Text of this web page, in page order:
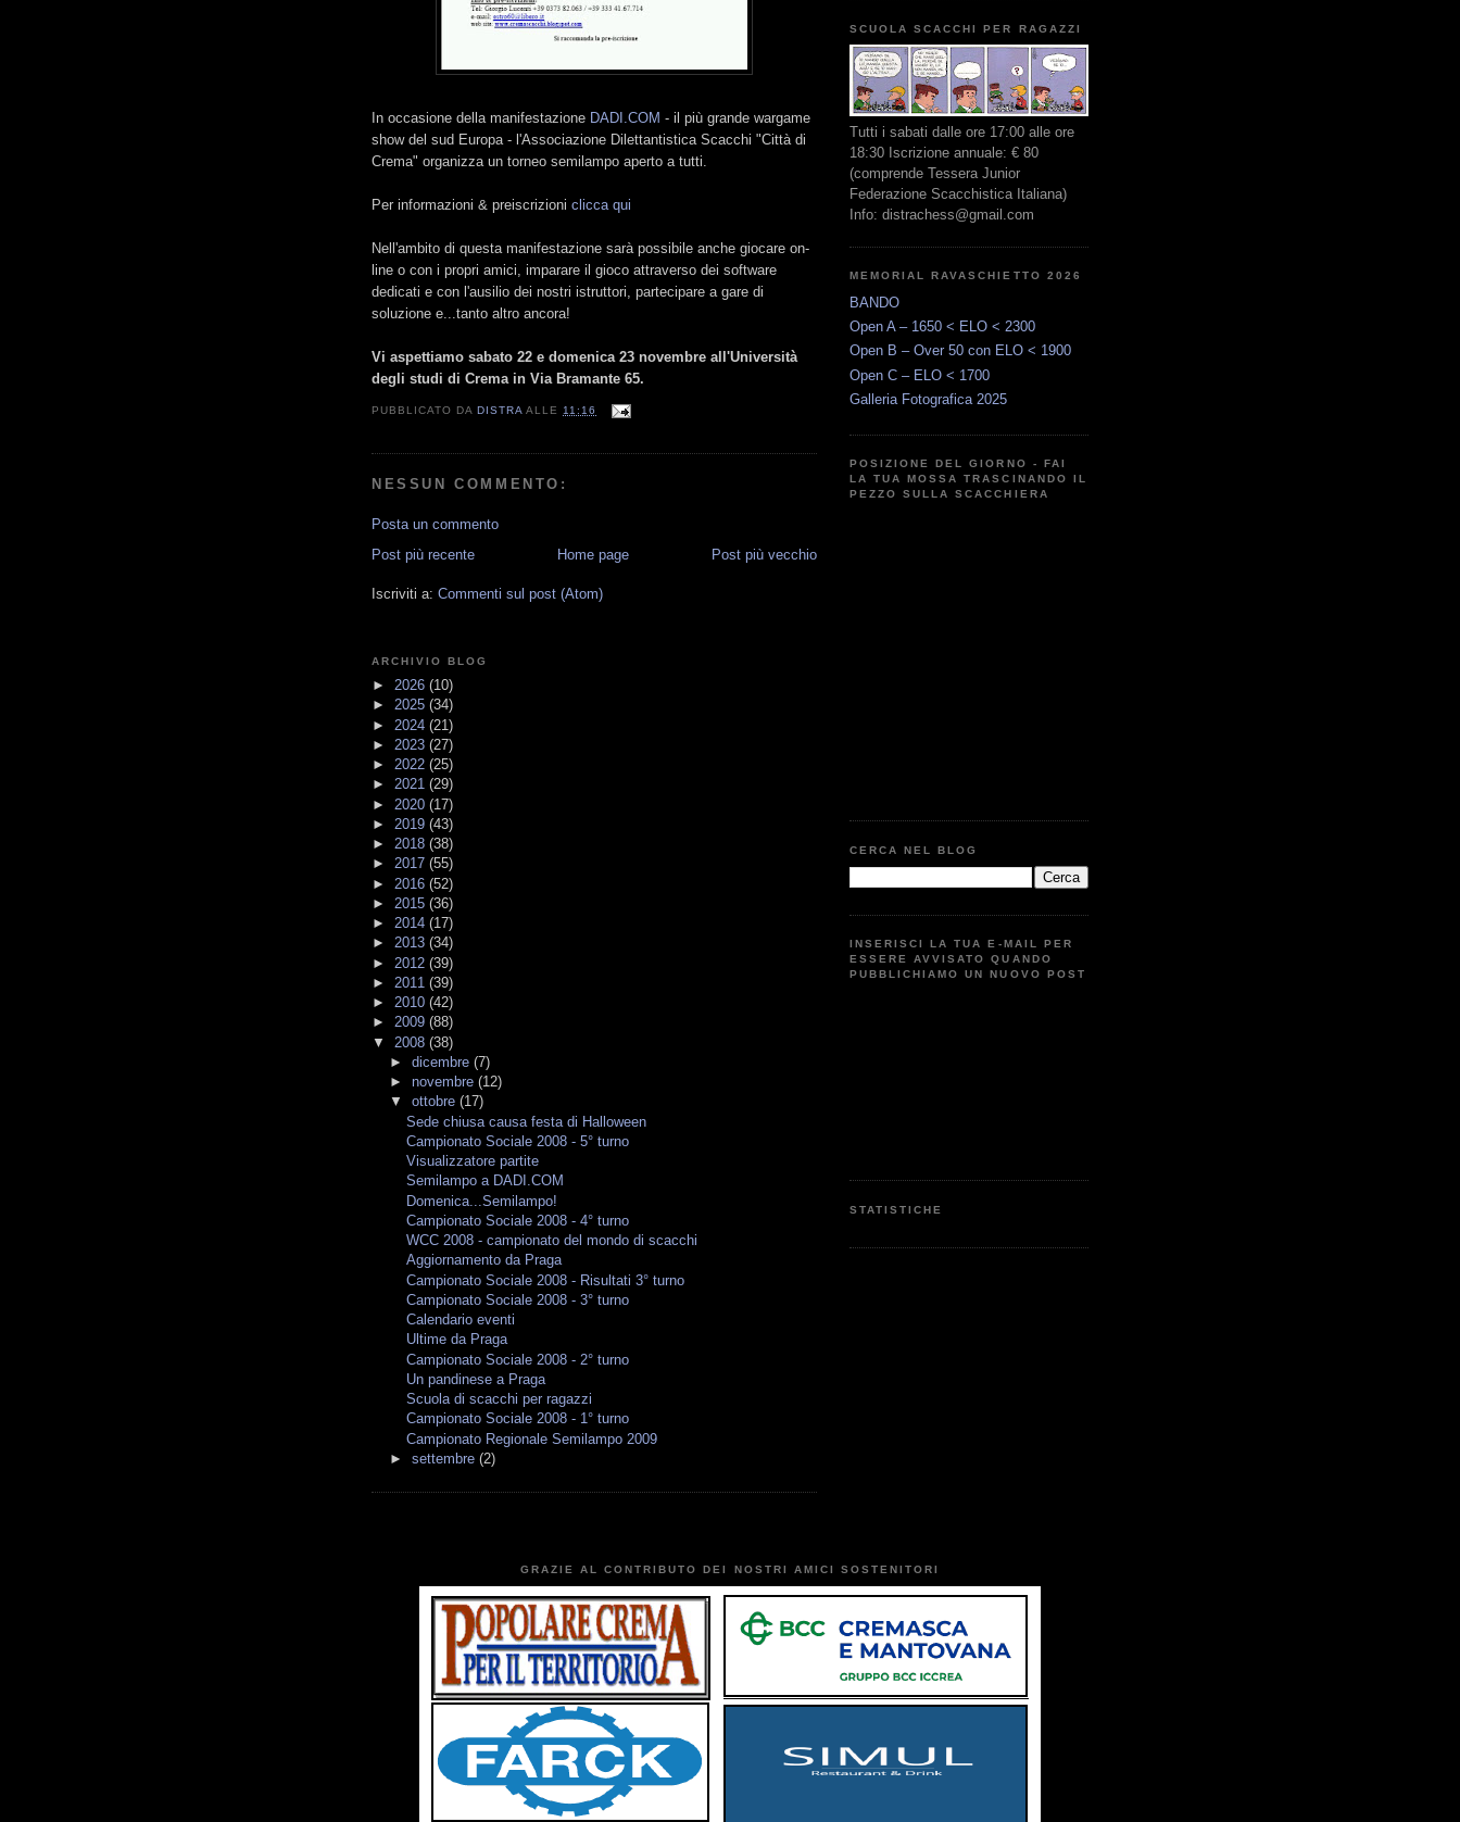
In occasione della manifestazione DADI.COM - il più grande wargame
show del sud Europa - l'Associazione Dilettantistica Scacchi "Città di
Crema" organizza un torneo semilampo aperto a tutti.
Per informazioni & preiscrizioni clicca qui
Nell'ambito di questa manifestazione sarà possibile anche giocare on-
line o con i propri amici, imparare il gioco attraverso dei software
dedicati e con l'ausilio dei nostri istruttori, partecipare a gare di
soluzione e...tanto altro ancora!
Vi aspettiamo sabato 22 e domenica 23 novembre all'Università
degli studi di Crema in Via Bramante 65.
PUBBLICATO DA DISTRA ALLE11:16
NESSUN COMMENTO:
Posta un commento
Post più recente
Post più vecchio
Home page
Iscriviti a: Commenti sul post (Atom)
ARCHIVIO BLOG
► 2026 (10)
► 2025 (34)
► 2024 (21)
► 2023 (27)
► 2022 (25)
► 2021 (29)
► 2020 (17)
► 2019 (43)
► 2018 (38)
► 2017 (55)
► 2016 (52)
► 2015 (36)
► 2014 (17)
► 2013 (34)
► 2012 (39)
► 2011 (39)
► 2010 (42)
► 2009 (88)
▼ 2008 (38)
► dicembre (7)
► novembre (12)
▼ ottobre (17)
Sede chiusa causa festa di Halloween
Campionato Sociale 2008 - 5° turno
Visualizzatore partite
Semilampo a DADI.COM
Domenica...Semilampo!
Campionato Sociale 2008 - 4° turno
WCC 2008 - campionato del mondo di scacchi
Aggiornamento da Praga
Campionato Sociale 2008 - Risultati 3° turno
Campionato Sociale 2008 - 3° turno
Calendario eventi
Ultime da Praga
Campionato Sociale 2008 - 2° turno
Un pandinese a Praga
Scuola di scacchi per ragazzi
Campionato Sociale 2008 - 1° turno
Campionato Regionale Semilampo 2009
► settembre (2)
SCUOLA SCACCHI PER RAGAZZI
Tutti i sabati dalle ore 17:00 alle ore
18:30 Iscrizione annuale: € 80
(comprende Tessera Junior
Federazione Scacchistica Italiana)
Info: distrachess@gmail.com
MEMORIAL RAVASCHIETTO 2026
BANDO
Open A – 1650 < ELO < 2300
Open B – Over 50 con ELO < 1900
Open C – ELO < 1700
Galleria Fotografica 2025
POSIZIONE DEL GIORNO - FAI
LA TUA MOSSA TRASCINANDO IL
PEZZO SULLA SCACCHIERA
CERCA NEL BLOG
INSERISCI LA TUA E-MAIL PER
ESSERE AVVISATO QUANDO
PUBBLICHIAMO UN NUOVO POST
STATISTICHE
GRAZIE AL CONTRIBUTO DEI NOSTRI AMICI SOSTENITORI